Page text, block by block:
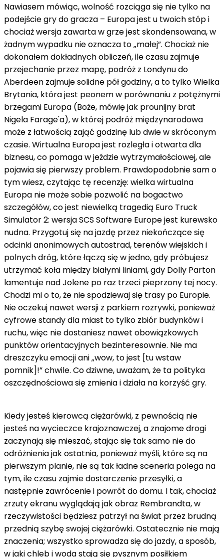
Nawiasem mówiąc, wolność rozciąga się nie tylko na
podejście gry do gracza – Europa jest u twoich stóp i
chociaż wersja zawarta w grze jest skondensowana, w
żadnym wypadku nie oznacza to „małej”. Chociaż nie
dokonałem dokładnych obliczeń, ile czasu zajmuje
przejechanie przez mapę, podróż z Londynu do
Aberdeen zajmuje solidne pół godziny, a to tylko Wielka
Brytania, która jest peonem w porównaniu z potężnymi
brzegami Europa (Boże, mówię jak prounijny brat
Nigela Farage'a), w której podróż międzynarodowa
może z łatwością zająć godzinę lub dwie w skróconym
czasie. Wirtualna Europa jest rozległa i otwarta dla
biznesu, co pomaga w jeździe wytrzymałościowej, ale
pojawia się pierwszy problem. Prawdopodobnie sam o
tym wiesz, czytając tę ​​recenzję: wielka wirtualna
Europa nie może sobie pozwolić na bogactwo
szczegółów, co jest niewielką tragedią Euro Truck
Simulator 2: wersja SCS Software Europe jest kurewsko
nudna. Przygotuj się na jazdę przez niekończące się
odcinki anonimowych autostrad, terenów wiejskich i
polnych dróg, które łączą się w jedno, gdy próbujesz
utrzymać koła między białymi liniami, gdy Dolly Parton
lamentuje nad Jolene po raz trzeci pieprzony tej nocy.
Chodzi mi o to, że nie spodziewaj się trasy po Europie.
Nie oczekuj nawet wersji z parkiem rozrywki, ponieważ
cyfrowe standy dla miast to tylko zbiór budynków i
ruchu, więc nie dostaniesz nawet obowiązkowych
punktów orientacyjnych bezinteresownie. Nie ma
dreszczyku emocji ani „wow, to jest [tu wstaw
pomnik]!” chwile. Co dziwne, uważam, że ta polityka
oszczędnościowa się zmienia i działa na korzyść gry.
Kiedy jesteś kierowcą ciężarówki, z pewnością nie
jesteś na wycieczce krajoznawczej, a znajome drogi
zaczynają się mieszać, stając się tak samo nie do
odróżnienia jak ostatnia, ponieważ myśli, które są na
pierwszym planie, nie są tak ładne sceneria polega na
tym, ile czasu zajmie dostarczenie przesyłki, a
następnie zawrócenie i powrót do domu. I tak, chociaż
zrzuty ekranu wyglądają jak obraz Rembrandta, w
rzeczywistości będziesz patrzył na świat przez brudną
przednią szybę swojej ciężarówki. Ostatecznie nie mają
znaczenia; wszystko sprowadza się do jazdy, a sposób,
w jaki chleb i woda stają się pysznym posiłkiem